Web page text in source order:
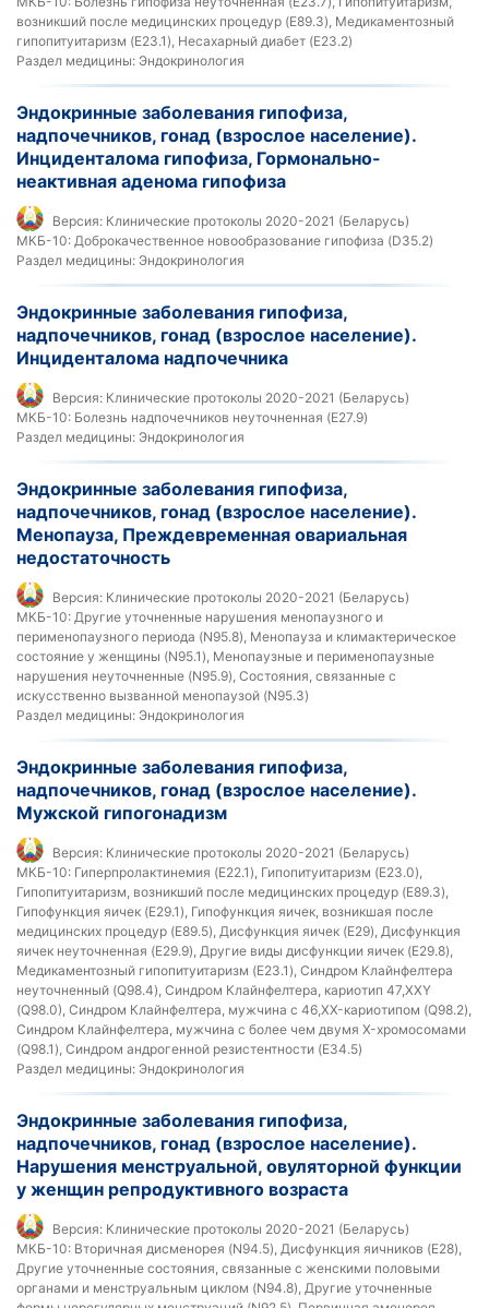
возникший после медицинских процедур (E89.3), Медикаментозный
гипопитуитаризм (E23.1), Несахарный диабет (E23.2)
Раздел медицины: Эндокринология
Эндокринные заболевания гипофиза,
надпочечников, гонад (взрослое население).
Инциденталома гипофиза, Гормонально-
неактивная аденома гипофиза
Версия: Клинические протоколы 2020-2021 (Беларусь)
МКБ-10: Доброкачественное новообразование гипофиза (D35.2)
Раздел медицины: Эндокринология
Эндокринные заболевания гипофиза,
надпочечников, гонад (взрослое население).
Инциденталома надпочечника
Версия: Клинические протоколы 2020-2021 (Беларусь)
МКБ-10: Болезнь надпочечников неуточненная (E27.9)
Раздел медицины: Эндокринология
Эндокринные заболевания гипофиза,
надпочечников, гонад (взрослое население).
Менопауза, Преждевременная овариальная
недостаточность
Версия: Клинические протоколы 2020-2021 (Беларусь)
МКБ-10: Другие уточненные нарушения менопаузного и
перименопаузного периода (N95.8), Менопауза и климактерическое
состояние у женщины (N95.1), Менопаузные и перименопаузные
нарушения неуточненные (N95.9), Состояния, связанные с
искусственно вызванной менопаузой (N95.3)
Раздел медицины: Эндокринология
Эндокринные заболевания гипофиза,
надпочечников, гонад (взрослое население).
Мужской гипогонадизм
Версия: Клинические протоколы 2020-2021 (Беларусь)
МКБ-10: Гиперпролактинемия (E22.1), Гипопитуитаризм (E23.0),
Гипопитуитаризм, возникший после медицинских процедур (E89.3),
Гипофункция яичек (E29.1), Гипофункция яичек, возникшая после
медицинских процедур (E89.5), Дисфункция яичек (E29), Дисфункция
яичек неуточненная (E29.9), Другие виды дисфункции яичек (E29.8),
Медикаментозный гипопитуитаризм (E23.1), Синдром Клайнфелтера
неуточненный (Q98.4), Синдром Клайнфелтера, кариотип 47,XXY
(Q98.0), Синдром Клайнфелтера, мужчина с 46,XX-кариотипом (Q98.2),
Синдром Клайнфелтера, мужчина с более чем двумя X-хромосомами
(Q98.1), Синдром андрогенной резистентности (E34.5)
Раздел медицины: Эндокринология
Эндокринные заболевания гипофиза,
надпочечников, гонад (взрослое население).
Нарушения менструальной, овуляторной функции
у женщин репродуктивного возраста
Версия: Клинические протоколы 2020-2021 (Беларусь)
МКБ-10: Вторичная дисменорея (N94.5), Дисфункция яичников (E28),
Другие уточненные состояния, связанные с женскими половыми
органами и менструальным циклом (N94.8), Другие уточненные